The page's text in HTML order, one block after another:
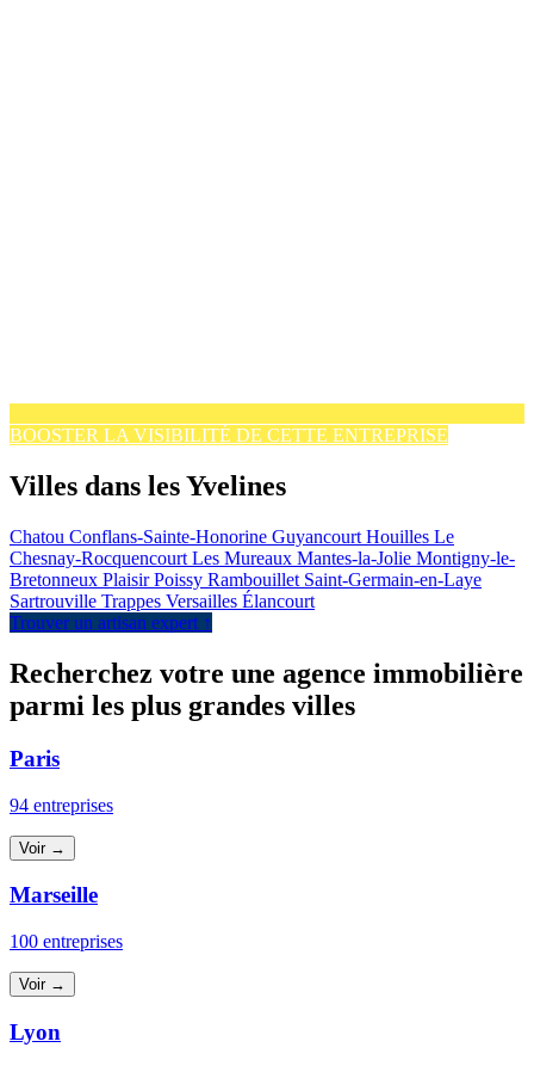
BOOSTER LA VISIBILITÉ DE CETTE ENTREPRISE
Villes dans les Yvelines
Chatou Conflans-Sainte-Honorine Guyancourt Houilles Le
Chesnay-Rocquencourt Les Mureaux Mantes-la-Jolie Montigny-le-
Bretonneux PlaisirPoissy Rambouillet Saint-Germain-en-Laye
Sartrouville Trappes Versailles Élancourt
Trouver un artisan expert ↑
Recherchez votre une agence immobilière
parmi les plus grandes villes
Paris
94 entreprises
Voir →
Marseille
100 entreprises
Voir →
Lyon